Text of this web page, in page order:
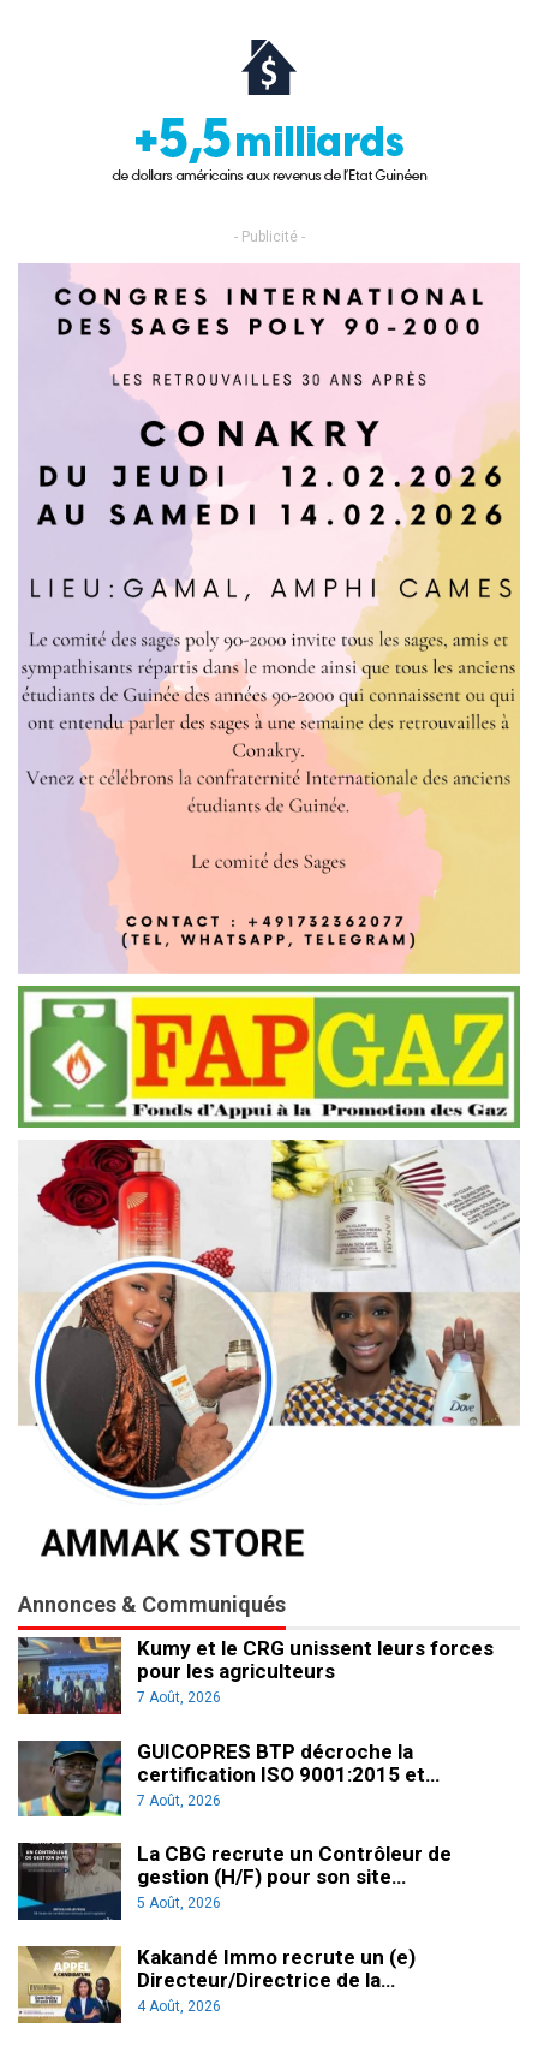
- Publicité -
Annonces & Communiqués
Kumy et le CRG unissent leurs forces
pour les agriculteurs
7 Août, 2026
GUICOPRES BTP décroche la
certification ISO 9001:2015 et…
7 Août, 2026
La CBG recrute un Contrôleur de
gestion (H/F) pour son site…
5 Août, 2026
Kakandé Immo recrute un (e)
Directeur/Directrice de la…
4 Août, 2026